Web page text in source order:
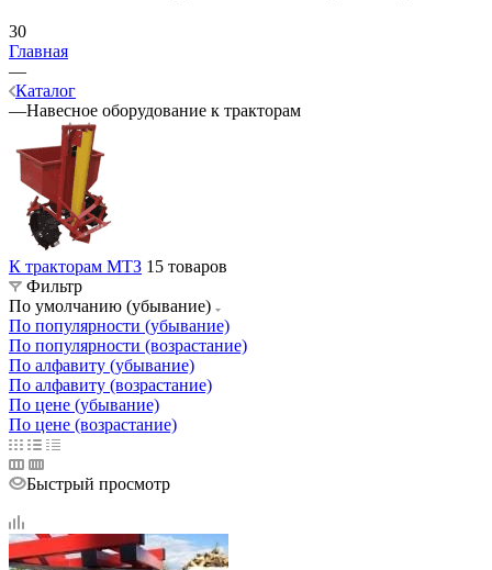
30
Главная
—
Каталог
—Навесное оборудование к тракторам
К тракторам МТЗ 15 товаров
Фильтр
По умолчанию (убывание)
По популярности (убывание)
По популярности (возрастание)
По алфавиту (убывание)
По алфавиту (возрастание)
По цене (убывание)
По цене (возрастание)
Быстрый просмотр